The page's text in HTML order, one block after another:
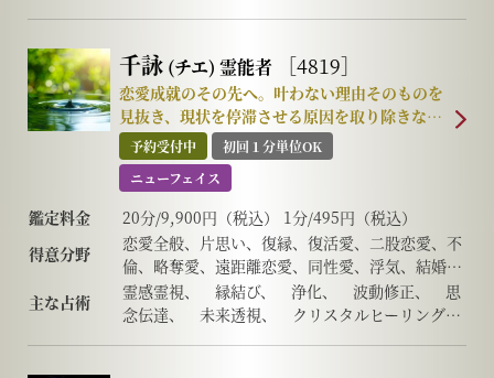
千詠 (チエ) 霊能者 ［4819］
恋愛成就のその先へ。叶わない理由そのものを
見抜き、現状を停滞させる原因を取り除きなが
ら幸せな未来へ導く実力者が待望の登場！
予約受付中
初回１分単位OK
ニューフェイス
鑑定料金
20分/9,900円（税込） 1分/495円（税込）
得意分野
恋愛全般、片思い、復縁、復活愛、二股恋愛、不
倫、略奪愛、遠距離恋愛、同性愛、浮気、結婚、
離婚、夫婦問題、家庭/家族問題、親子、育児、
教育、介護、引っ越し、仕事全般、適職、経営、
主な占術
霊感霊視、 縁結び、 浄化、 波動修正、 思
念伝達、 未来透視、 クリスタルヒーリング、